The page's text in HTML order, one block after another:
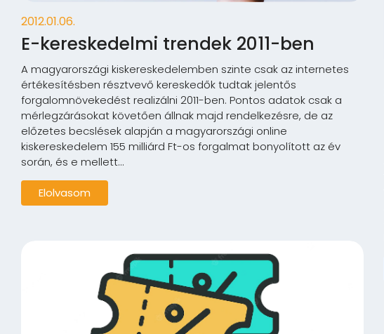
2012.01.06.
E-kereskedelmi trendek 2011-ben
A magyarországi kiskereskedelemben szinte csak az internetes
értékesítésben résztvevő kereskedők tudtak jelentős
forgalomnövekedést realizálni 2011-ben. Pontos adatok csak a
mérlegzárásokat követően állnak majd rendelkezésre, de az
előzetes becslések alapján a magyarországi online
kiskereskedelem 155 milliárd Ft-os forgalmat bonyolított az év
során, és e mellett...
Elolvasom